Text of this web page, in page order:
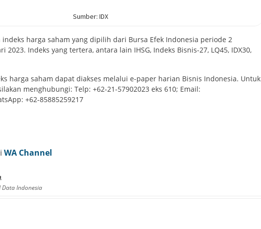
harga saham yang dipilih dari Bursa Efek Indonesia periode 2
2023. Indeks yang tertera, antara lain IHSG, Indeks Bisnis-27, LQ45, IDX30,
harga saham dapat diakses melalui e-paper harian Bisnis Indonesia. Untuk
menghubungi: Telp: +62-21-57902023 eks 610; Email:
+62-85885259217
WA Channel
Indonesia